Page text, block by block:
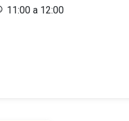
11:00 a 12:00